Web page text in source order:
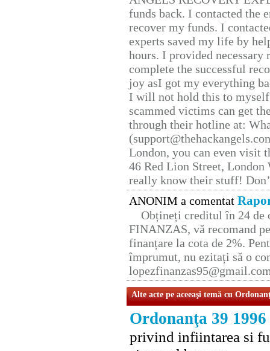
funds back. I contacted the
recover my funds. I
experts saved my life by
hours. I provided
complete the successful
joy asI got my everything
I will not hold this to
scammed victims can get
through their hotline at:
London, you can even visit
46 Red Lion Street, London
really know their stuff!
ANONIM a comentat
Obțineți creditul în 24 de
FINANZAS, vă recomand
finanțare la cota de 2%.
împrumut, nu ezitați să o
Alte acte pe aceeaşi temă cu
Ordonanţa 39 1996
privind infiintarea si